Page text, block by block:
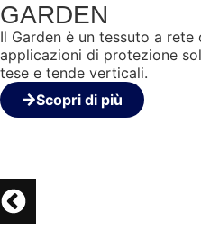
GARDEN
Il Garden è un tessuto a
applicazioni di protezione
tese e tende verticali.
Scopri di più